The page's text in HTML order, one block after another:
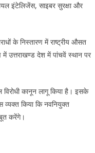
इंटेलिजेंस, साइबर सुरक्षा और
के निस्तारण में राष्ट्रीय औसत
में उत्तराखण्ड देश में पांचवें स्थान पर
कानून लागू किया है। इसके
व्यक्त किया कि नवनियुक्त
करेंगे।